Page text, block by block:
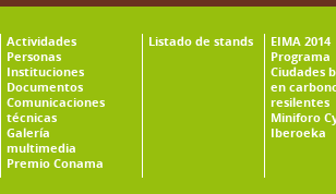
Actividades
Personas
Instituciones
Documentos
Comunicaciones
técnicas
Galería
multimedia
Premio Conama
Listado de stands
EIMA 2014
Programa
Ciudades
en
resilentes
Miniforo
Iberoeka